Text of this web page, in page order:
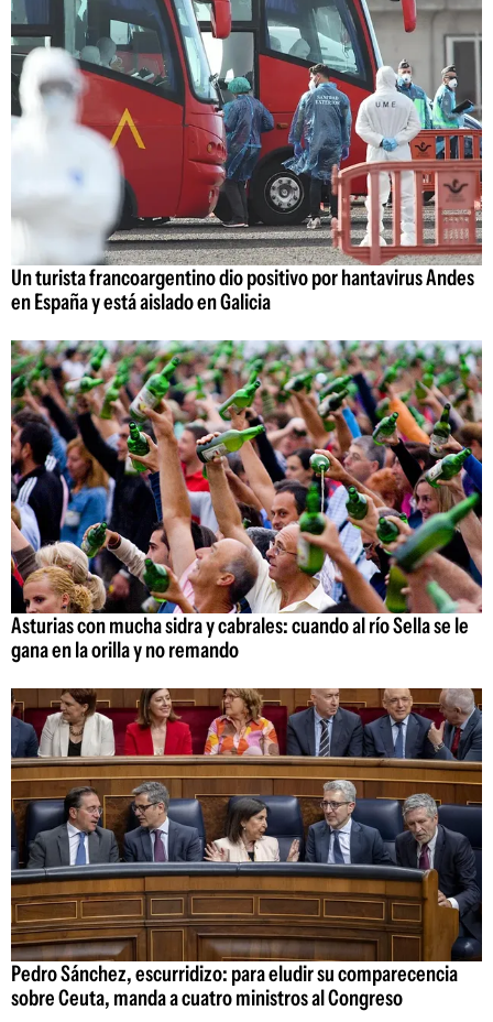
Un turista francoargentino dio positivo por hantavirus Andes
en España y está aislado en Galicia
Asturias con mucha sidra y cabrales: cuando al río Sella se le
gana en la orilla y no remando
Pedro Sánchez, escurridizo: para eludir su comparecencia
sobre Ceuta, manda a cuatro ministros al Congreso